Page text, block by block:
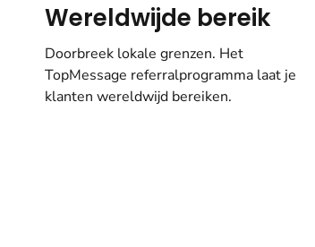
Wereldwijde bereik
Doorbreek lokale grenzen. Het
TopMessage referralprogramma laat je
klanten wereldwijd bereiken.